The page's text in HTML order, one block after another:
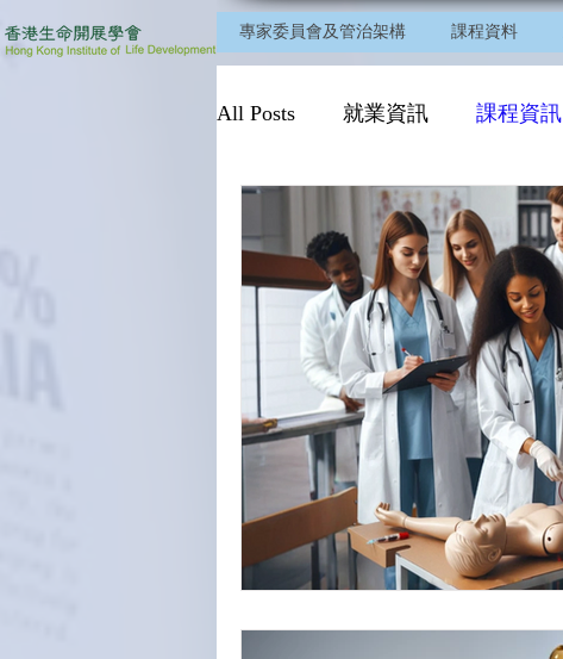
專家委員會及管治架構 課程資料
All Posts 就業資訊 課程資訊